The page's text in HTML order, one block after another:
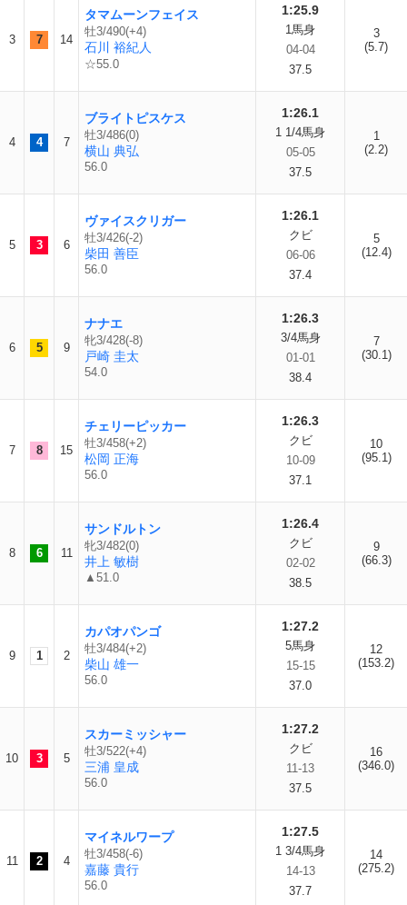
3 7 14
タマムーンフェイス
牡3/490(+4)
石川 裕紀人
☆55.0
1:25.9
1馬身
04-04
37.5
3
(5.7)
4 4 7
ブライトピスケス
牡3/486(0)
横山 典弘
56.0
1:26.1
1 1/4馬身
05-05
37.5
1
(2.2)
5 3 6
ヴァイスクリガー
牡3/426(-2)
柴田 善臣
56.0
1:26.1
クビ
06-06
37.4
5
(12.4)
6 5 9
ナナエ
牝3/428(-8)
戸崎 圭太
54.0
1:26.3
3/4馬身
01-01
38.4
7
(30.1)
7 8 15
チェリーピッカー
牡3/458(+2)
松岡 正海
56.0
1:26.3
クビ
10-09
37.1
10
(95.1)
8 6 11
サンドルトン
牝3/482(0)
井上 敏樹
▲51.0
1:26.4
クビ
02-02
38.5
9
(66.3)
9 1 2
カパオパンゴ
牡3/484(+2)
柴山 雄一
56.0
1:27.2
5馬身
15-15
37.0
12
(153.2)
10 3 5
スカーミッシャー
牡3/522(+4)
三浦 皇成
56.0
1:27.2
クビ
11-13
37.5
16
(346.0)
11 2 4
マイネルワープ
牡3/458(-6)
嘉藤 貴行
56.0
1:27.5
1 3/4馬身
14-13
37.7
14
(275.2)